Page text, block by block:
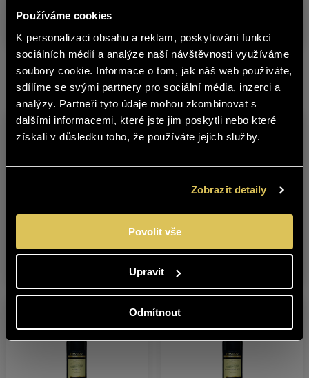
Používáme cookies
K personalizaci obsahu a reklam, poskytování funkcí
sociálních médií a analýze naší návštěvnosti využíváme
soubory cookie. Informace o tom, jak náš web používáte,
sdílíme se svými partnery pro sociální média, inzerci a
analýzy. Partneři tyto údaje mohou zkombinovat s
dalšími informacemi, které jste jim poskytli nebo které
získali v důsledku toho, že používáte jejich služby.
Zobrazit detaily
Povolit vše
Upravit
Odmítnout
VINAŘSTVÍ PAVLOV – CHARDONNAY
Další produkty z této značky
CHARDONNAY 2023
POZDNÍ SBĚR
CHARDONNAY 2025
POZDNÍ SBĚR
Obsah stránek BOHEMIA SEKT není
vhodný pro osoby mladší 18 let.
Jste starší 18 let?